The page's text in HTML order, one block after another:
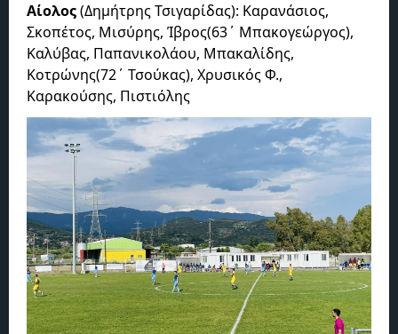
Αίολος(Δημήτρης Τσιγαρίδας): Καρανάσιος,
Σκοπέτος, Μισύρης, Ίβρος(63΄ Μπακογεώργος),
Καλύβας, Παπανικολάου, Μπακαλίδης,
Κοτρώνης(72΄ Τσούκας), Χρυσικός Φ.,
Καρακούσης, Πιστιόλης